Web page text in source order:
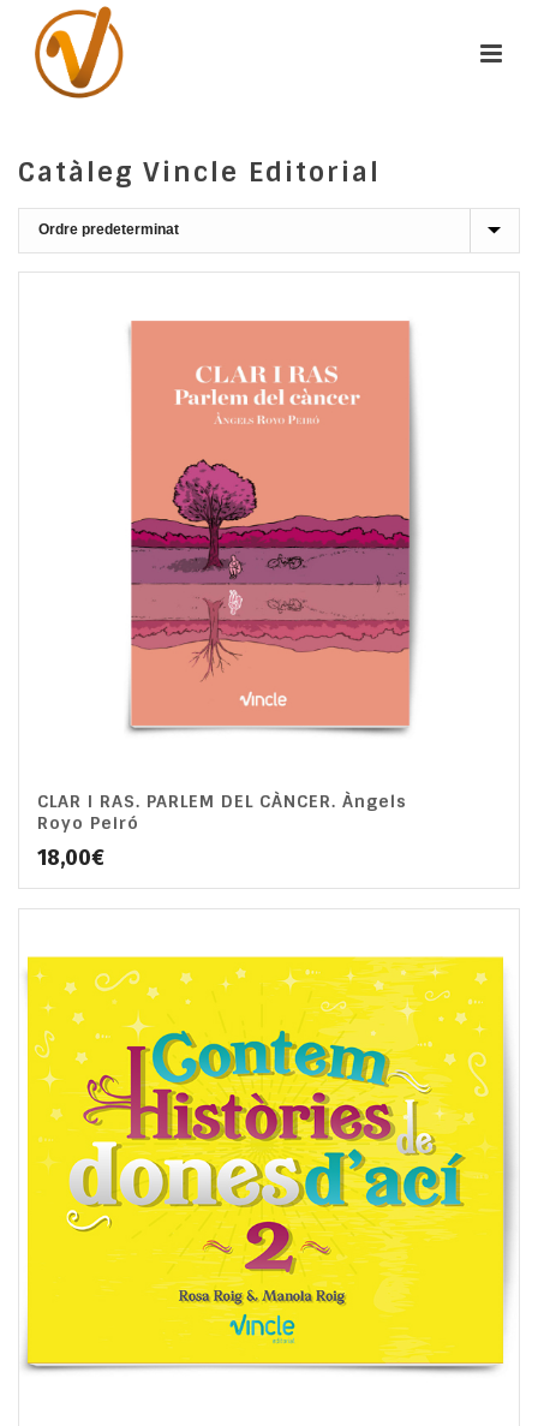
Catàleg Vincle Editorial
CLAR I RAS. PARLEM DEL CÀNCER. Àngels
Royo Peiró
18,00€